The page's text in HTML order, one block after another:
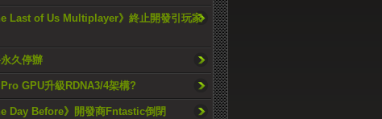
Last of Us Multiplayer》終止開發引玩家
久停辦
GPU升級RDNA3/4架構?
Day Before》開發商Fntastic倒閉